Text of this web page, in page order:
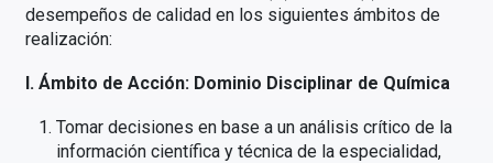
desempeños de calidad en los siguientes ámbitos de
realización:
I. Ámbito de Acción: Dominio Disciplinar de Química
Tomar decisiones en base a un análisis crítico de la
información científica y técnica de la especialidad,